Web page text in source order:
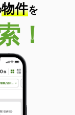
物件を
！